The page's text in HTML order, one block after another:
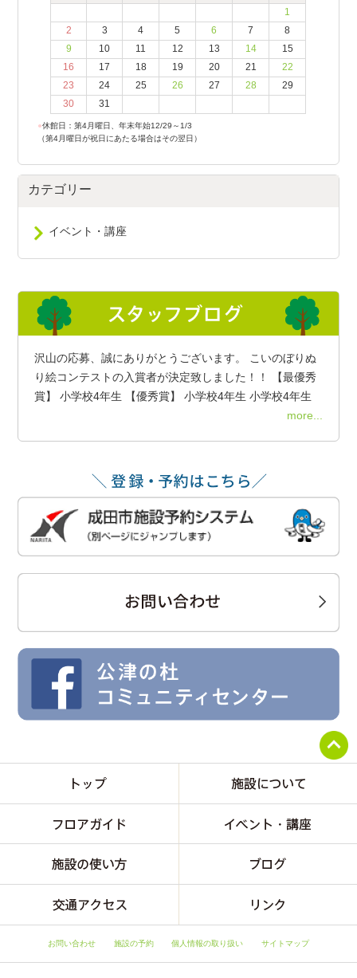
1
2
3 4 5 6 7
8
9
10 11 12 13 14
15
16
17 18 19 20 21
22
23
24 25 26 27 28
29
30
31
●休館日：第4月曜日、年末年始12/29～1/3
（第4月曜日が祝日にあたる場合はその翌日）
カテゴリー
イベント・講座
沢山の応募、誠にありがとうございます。 こいのぼりぬ
り絵コンテストの入賞者が決定致しました！！ 【最優秀
賞】 小学校4年生 【優秀賞】 小学校4年生 小学校4年生
more...
お問い合わせ 施設の予約 個人情報の取り扱い サイトマップ